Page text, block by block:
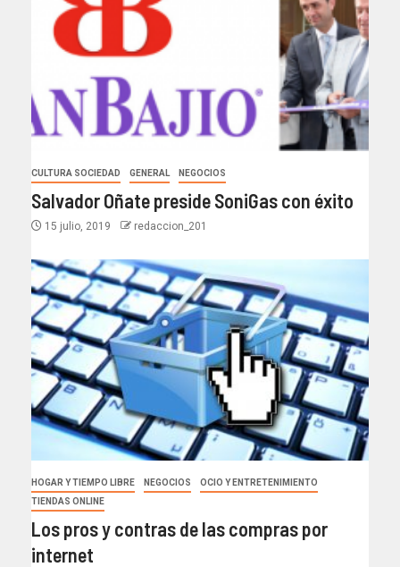
CULTURA SOCIEDAD GENERAL NEGOCIOS
Salvador Oñate preside SoniGas con éxito
15 julio, 2019 redaccion_201
HOGAR Y TIEMPO LIBRE NEGOCIOS
OCIO Y ENTRETENIMIENTO
TIENDAS ONLINE
Los pros y contras de las compras por
internet